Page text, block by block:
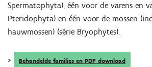
Spermatophyta), één voor de varens en
Pteridophyta) en één voor de mossen
hauwmossen) (série Bryophytes).
> Behandelde families en PDF download